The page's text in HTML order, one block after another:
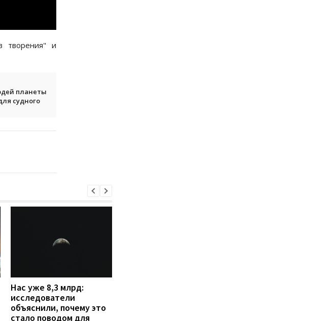
творения" и
планеты
судного
Нас уже 8,3 млрд:
исследователи
объяснили, почему это
стало поводом для